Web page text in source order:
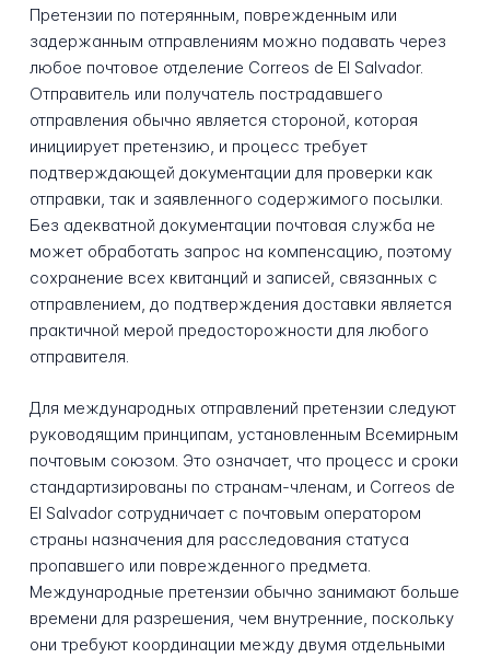
Претензии по потерянным, поврежденным или
задержанным отправлениям можно подавать через
любое почтовое отделение Correos de El Salvador.
Отправитель или получатель пострадавшего
отправления обычно является стороной, которая
инициирует претензию, и процесс требует
подтверждающей документации для проверки как
отправки, так и заявленного содержимого посылки.
Без адекватной документации почтовая служба не
может обработать запрос на компенсацию, поэтому
сохранение всех квитанций и записей, связанных с
отправлением, до подтверждения доставки является
практичной мерой предосторожности для любого
отправителя.
Для международных отправлений претензии следуют
руководящим принципам, установленным Всемирным
почтовым союзом. Это означает, что процесс и сроки
стандартизированы по странам-членам, и Correos de
El Salvador сотрудничает с почтовым оператором
страны назначения для расследования статуса
пропавшего или поврежденного предмета.
Международные претензии обычно занимают больше
времени для разрешения, чем внутренние, поскольку
они требуют координации между двумя отдельными